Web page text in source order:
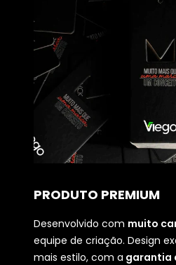
PRODUTO PREMIUM
Desenvolvido com muito
equipe de criação. Design
mais estilo, com a garantia